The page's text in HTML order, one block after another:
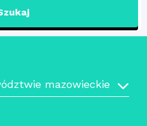
mazowieckie